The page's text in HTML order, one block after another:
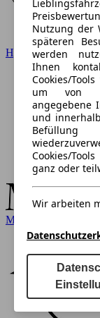
Hyundai
Mercedes-Benz
Nutzung der
späteren
werden
Ihnen
Cookies/
um von
angegebene
und
Befüllung
Cookies/
ganz oder
Wir arbeiten